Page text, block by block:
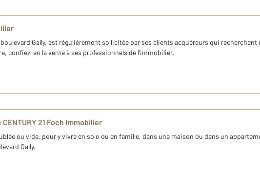
Gally, est régulièrement sollicitée par ses clients acquéreurs qui recherchent
confiez-en la vente à ses professionnels de l’immobilier.
21 Foch Immobilier
ou vide, pour y vivre en solo ou en famille, dans une maison ou dans un
Gally.